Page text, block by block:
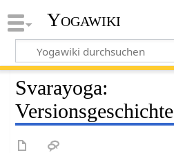
Yogawiki
Svarayoga:
Versionsgeschichte